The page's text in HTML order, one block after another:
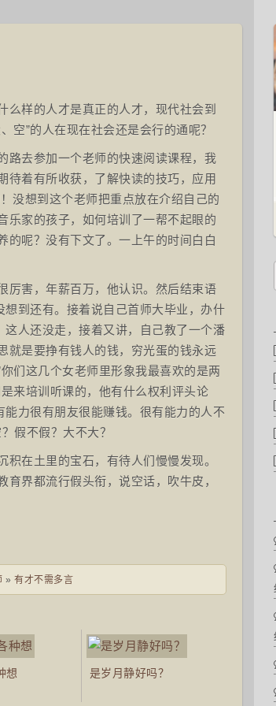
么样的人才是真正的人才，现代社会到
空”的人在现在社会还是会行的通呢？
路去参加一个老师的快速阅读课程，我
待着有所收获，了解快读的技巧，应用
没想到这个老师把重点放在介绍自己的
乐家的孩子，如何培训了一帮不起眼的
呢？没有下文了。一上午的时间白白
厉害，年薪百万，他认识。然后结束语
想到还有。接着说自己首师大毕业，办什
这人还没走，接着又讲，自己教了一个潘
就是要挣有钱人的钱，穷光蛋的钱永远
们这几个女老师里形象我最喜欢的是两
来培训听课的，他有什么权利评头论
能力很有朋友很能赚钱。很有能力的人不
假不假？大不大？
在土里的宝石，有待人们慢慢发现。
界都流行假头衔，说空话，吹牛皮，
»有才不需多言
想 是岁月静好吗？